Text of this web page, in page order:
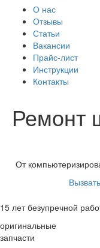
О нас
Отзывы
Статьи
Вакансии
Прайс-лист
Инструкции
Контакты
Ремонт
От
15 летбезупречной
оригинальные
запчасти